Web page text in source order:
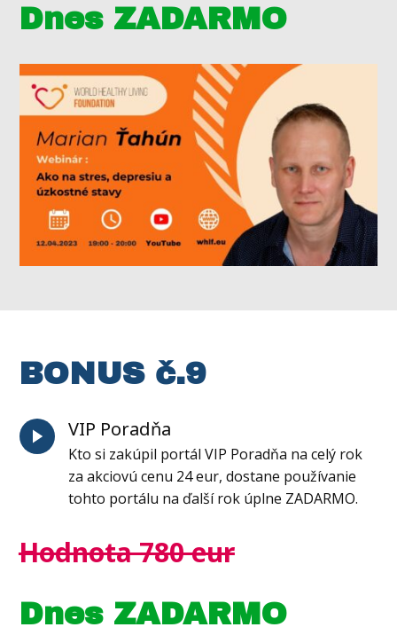
Dnes ZADARMO
BONUS č.9
VIP Poradňa
Kto si zakúpil portál VIP Poradňa na celý rok
za akciovú cenu 24 eur, dostane používanie
tohto portálu na ďalší rok úplne ZADARMO.
Hodnota 780 eur
Dnes ZADARMO